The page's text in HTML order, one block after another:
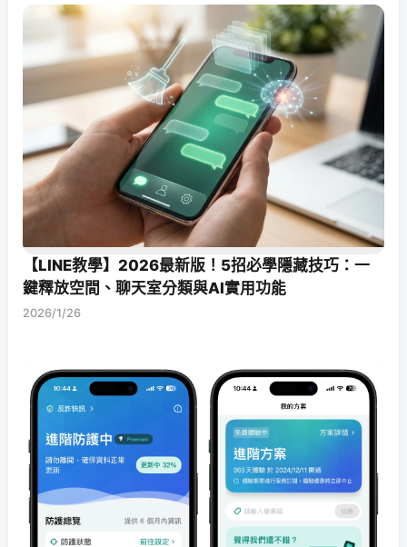
【LINE教學】2026最新版！5招必學隱藏技巧：一
鍵釋放空間、聊天室分類與AI實用功能
2026/1/26